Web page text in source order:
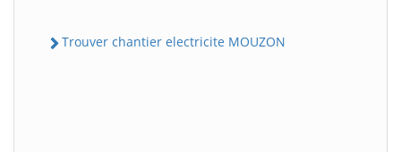
Trouver chantier electricite MOUZON